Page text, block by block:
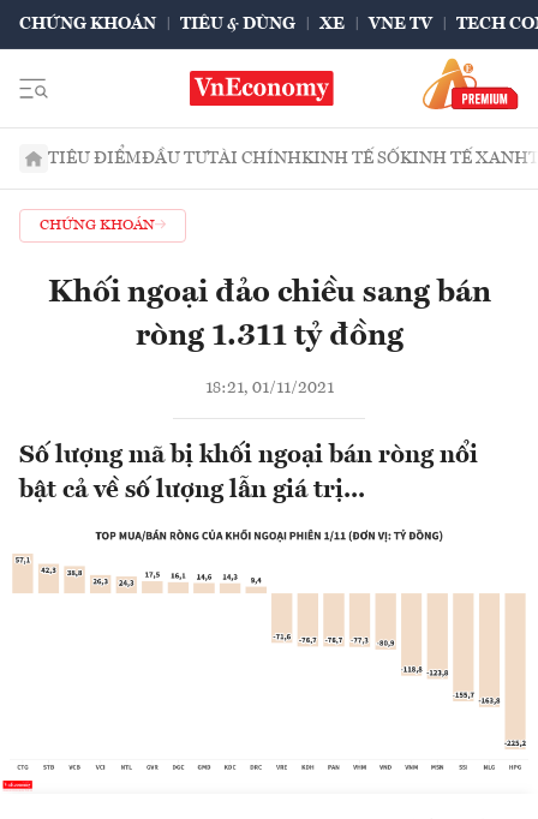
CHỨNG KHOÁN TIÊU & DÙNG XE VNE TV TECH
TIÊU ĐIỂMĐẦU TƯTÀI CHÍNHKINH TẾ SỐKINH TẾ XANH
CHỨNG KHOÁN
Khối ngoại đảo chiều sang bán
ròng 1.311 tỷ đồng
18:21, 01/11/2021
Số lượng mã bị khối ngoại bán ròng nổi
bật cả về số lượng lẫn giá trị...